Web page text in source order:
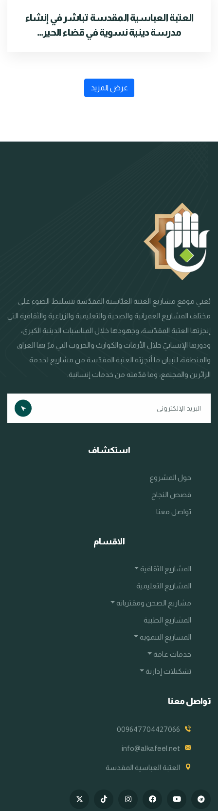
العتبة العباسية المقدسة تباشر في إنشاء
مدرسة دينية نسوية في قضاء الحير...
عرض المزيد
يُعني موقع مشاريع العتبة العبّاسية المقدّسة بتسليط الضوء على
مختلف المشاريع العمرانية والصحية والتعليمية والزراعية والثقافية التي
إنجزتها العتبة المقدّسة، وجهودها خلال المناسبات الدينية الكبرى،
ودورها الإنسانيّ خلال الأزمات والكوارث والحروب التي مرّ بها العراق
والمنطقة، لتبيان ما أنجزته العتبة المقدّسة من مشاريع لخدمة
الزائرين والمجتمع، وما قدّمته من خدمات إنسانية.
استكشاف
حول المشروع
قصص النجاح
تواصل معنا
الاقسام
المشاريع الثقافية
المشاريع التعليمية
مشاريع الصحن ومقترباته
المشاريع الطبية
المشاريع التنموية
خدمات عامة
تشكيلات إدارية
تواصل معنا
009647704427066
info@alkafeel.net
العتبة العباسية المقدسة